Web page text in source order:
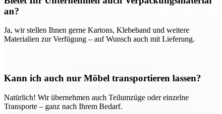
an?
Ja, wir stellen Ihnen gerne Kartons, Klebeband und weitere
Materialien zur Verfügung – auf Wunsch auch mit Lieferung.
Kann ich auch nur Möbel transportieren lassen?
Natürlich! Wir übernehmen auch Teilumzüge oder einzelne
Transporte – ganz nach Ihrem Bedarf.